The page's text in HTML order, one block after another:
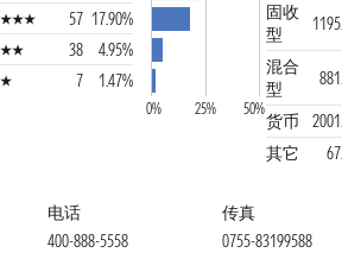
57 17.90%
38
4.95%
7
1.47%
0% 25% 50%
固收
型
混合
型
货币
其它
电话
400-888-5558
传真
0755-83199588